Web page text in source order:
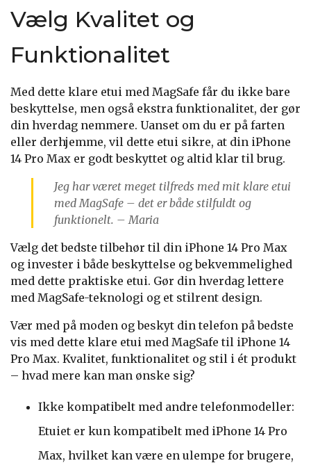
Vælg Kvalitet og
Funktionalitet
Med dette klare etui med MagSafe får du ikke bare
beskyttelse, men også ekstra funktionalitet, der gør
din hverdag nemmere. Uanset om du er på farten
eller derhjemme, vil dette etui sikre, at din iPhone
14 Pro Max er godt beskyttet og altid klar til brug.
Jeg har været meget tilfreds med mit klare etui
med MagSafe – det er både stilfuldt og
funktionelt. – Maria
Vælg det bedste tilbehør til din iPhone 14 Pro Max
og invester i både beskyttelse og bekvemmelighed
med dette praktiske etui. Gør din hverdag lettere
med MagSafe-teknologi og et stilrent design.
Vær med på moden og beskyt din telefon på bedste
vis med dette klare etui med MagSafe til iPhone 14
Pro Max. Kvalitet, funktionalitet og stil i ét produkt
– hvad mere kan man ønske sig?
Ikke kompatibelt med andre telefonmodeller:
Etuiet er kun kompatibelt med iPhone 14 Pro
Max, hvilket kan være en ulempe for brugere,